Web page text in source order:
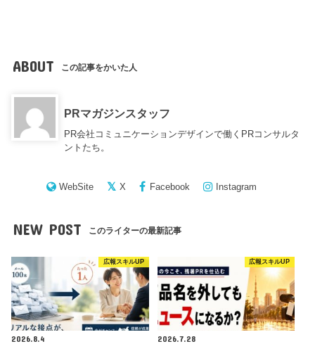
ABOUT この記事をかいた人
PRマガジンスタッフ
PR会社コミュニケーションデザインで働くPRコンサルタ
ントたち。
WebSite X Facebook Instagram
NEW POST このライターの最新記事
広報スキルUP
2026.8.4
広報スキルUP
2026.7.28